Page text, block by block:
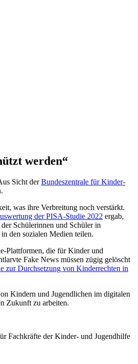
werden“
Sicht derBundeszentrale für Kinder-
was ihre Verbreitung noch verstärkt.
der PISA-Studie 2022 ergab,
Schülerinnen und Schüler in
den sozialen Medien teilen.
Plattformen, die für Kinder und
Fake News müssen zügig gelöscht
zur Durchsetzung von Kinderrechten in
Kindern und Jugendlichen im digitalen
Zukunft zu arbeiten.
Fachkräfte der Kinder- und Jugendhilfe